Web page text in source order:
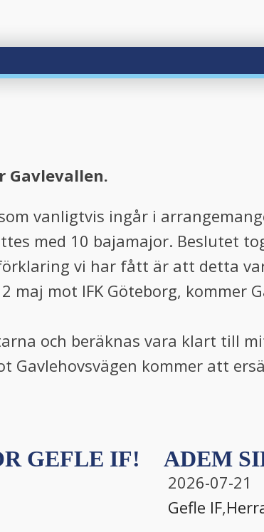
Gavlevallen.
vanligtvis ingår i
med 10 bajamajor. Beslutet
vi har fått är att detta
maj mot IFK Göteborg, kommer
och beräknas vara klart till
Gavlehovsvägen kommer att
GEFLE IF! ADEM
2026-07-21
Gefle IF,